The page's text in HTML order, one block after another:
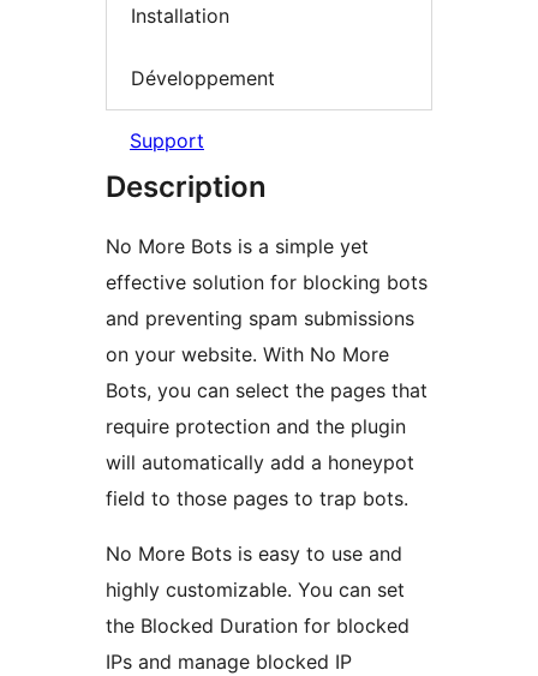
Installation
Développement
Support
Description
No More Bots is a simple yet
effective solution for blocking bots
and preventing spam submissions
on your website. With No More
Bots, you can select the pages that
require protection and the plugin
will automatically add a honeypot
field to those pages to trap bots.
No More Bots is easy to use and
highly customizable. You can set
the Blocked Duration for blocked
IPs and manage blocked IP